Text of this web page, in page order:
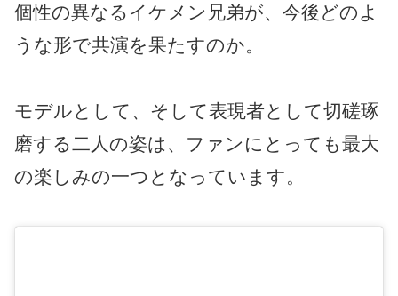
個性の異なるイケメン兄弟が、今後どのよ
うな形で共演を果たすのか。
モデルとして、そして表現者として切磋琢
磨する二人の姿は、ファンにとっても最大
の楽しみの一つとなっています。